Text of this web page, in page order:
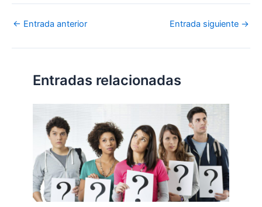
← Entrada anterior Entrada siguiente →
Entradas relacionadas